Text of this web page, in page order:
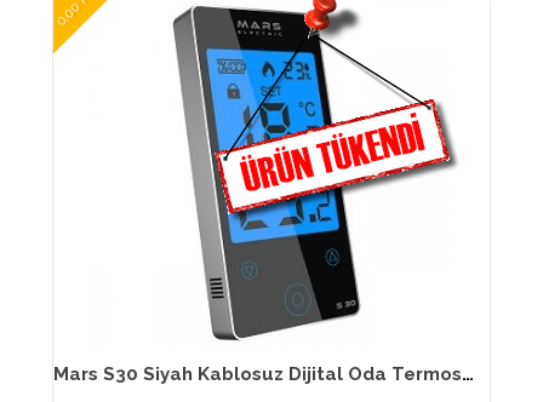
Mars S30 Siyah Kablosuz Dijital Oda Termostatı